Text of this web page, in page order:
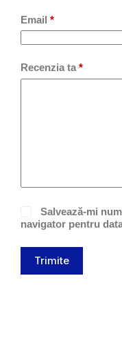
Email *
Recenzia ta *
Salvează-mi
navigator pentru
Trimite